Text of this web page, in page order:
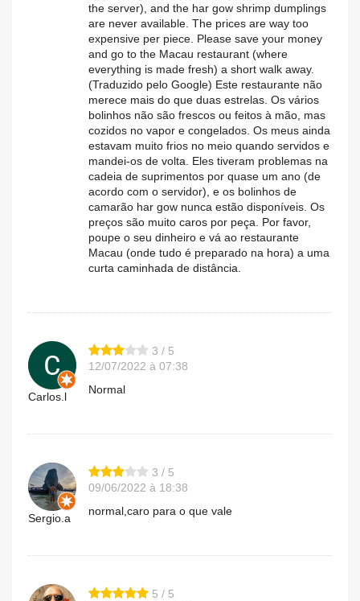
the server), and the har gow shrimp dumplings
are never available. The prices are way too
expensive per piece. Please save your money
and go to the Macau restaurant (where
everything is made fresh) a short walk away.
(Traduzido pelo Google) Este restaurante não
merece mais do que duas estrelas. Os vários
bolinhos não são frescos ou feitos à mão, mas
cozidos no vapor e congelados. Os meus ainda
estavam muito frios no meio quando servidos e
mandei-os de volta. Eles tiveram problemas na
cadeia de suprimentos por quase um ano (de
acordo com o servidor), e os bolinhos de
camarão har gow nunca estão disponíveis. Os
preços são muito caros por peça. Por favor,
poupe o seu dinheiro e vá ao restaurante
Macau (onde tudo é preparado na hora) a uma
curta caminhada de distância.
Carlos.l
3 / 5
12/07/2022 à 07:38
Normal
Sergio.a
3 / 5
09/06/2022 à 18:38
normal,caro para o que vale
5 / 5